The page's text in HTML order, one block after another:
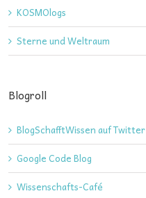
KOSMOlogs
Sterne und Weltraum
Blogroll
BlogSchafftWissen auf Twitter
Google Code Blog
Wissenschafts-Café